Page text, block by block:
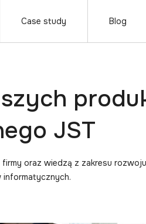
Case study Blog
JST
oraz wiedzą z zakresu